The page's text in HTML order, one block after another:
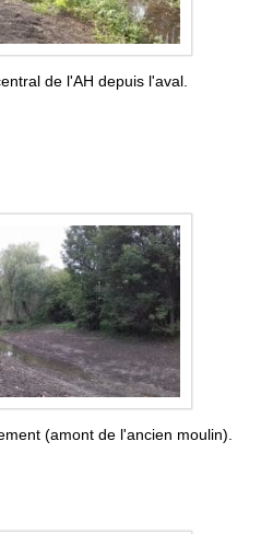
de l'AH depuis l'aval.
(amont de l'ancien moulin).